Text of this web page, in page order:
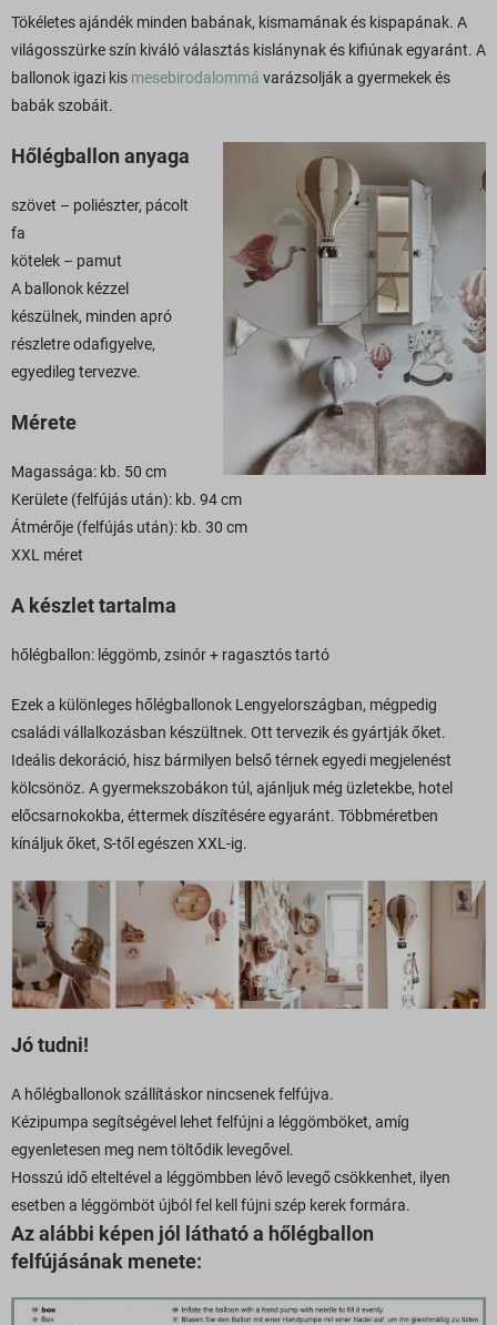
Tökéletes ajándék minden babának, kismamának és kispapának. A
világosszürke szín kiváló választás kislánynak és kifiúnak egyaránt. A
ballonok igazi kis mesebirodalommá varázsolják a gyermekek és
babák szobáit.
Hőlégballon anyaga
szövet – poliészter, pácolt
fa
kötelek – pamut
A ballonok kézzel
készülnek, minden apró
részletre odafigyelve,
egyedileg tervezve.
Mérete
Magassága: kb. 50 cm
Kerülete (felfújás után): kb. 94 cm
Átmérője (felfújás után): kb. 30 cm
XXL méret
A készlet tartalma
hőlégballon: léggömb, zsinór + ragasztós tartó
Ezek a különleges hőlégballonok Lengyelországban, mégpedig
családi vállalkozásban készültnek. Ott tervezik és gyártják őket.
Ideális dekoráció, hisz bármilyen belső térnek egyedi megjelenést
kölcsönöz. A gyermekszobákon túl, ajánljuk még üzletekbe, hotel
előcsarnokokba, éttermek díszítésére egyaránt. Többméretben
kínáljuk őket, S-től egészen XXL-ig.
Jó tudni!
A hőlégballonok szállításkor nincsenek felfújva.
Kézipumpa segítségével lehet felfújni a léggömböket, amíg
egyenletesen meg nem töltődik levegővel.
Hosszú idő elteltével a léggömbben lévő levegő csökkenhet, ilyen
esetben a léggömböt újból fel kell fújni szép kerek formára.
Az alábbi képen jól látható a hőlégballon
felfújásának menete: